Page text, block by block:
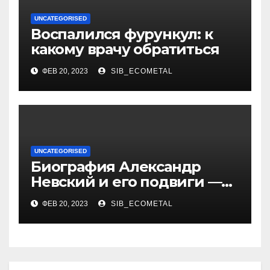
UNCATEGORISED
Воспалился фурункул: к
какому врачу обратиться
ФЕВ 20, 2023 SIB_ECOMETAL
UNCATEGORISED
Биография Александр
Невский и его подвиги —
история жизни великого
князя, защитника Руси
ФЕВ 20, 2023 SIB_ECOMETAL